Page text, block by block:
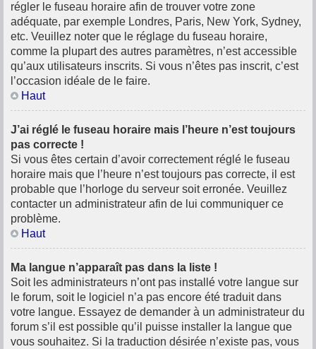
régler le fuseau horaire afin de trouver votre zone
adéquate, par exemple Londres, Paris, New York, Sydney,
etc. Veuillez noter que le réglage du fuseau horaire,
comme la plupart des autres paramètres, n’est accessible
qu’aux utilisateurs inscrits. Si vous n’êtes pas inscrit, c’est
l’occasion idéale de le faire.
Haut
J’ai réglé le fuseau horaire mais l’heure n’est toujours
pas correcte !
Si vous êtes certain d’avoir correctement réglé le fuseau
horaire mais que l’heure n’est toujours pas correcte, il est
probable que l’horloge du serveur soit erronée. Veuillez
contacter un administrateur afin de lui communiquer ce
problème.
Haut
Ma langue n’apparaît pas dans la liste !
Soit les administrateurs n’ont pas installé votre langue sur
le forum, soit le logiciel n’a pas encore été traduit dans
votre langue. Essayez de demander à un administrateur du
forum s’il est possible qu’il puisse installer la langue que
vous souhaitez. Si la traduction désirée n’existe pas, vous